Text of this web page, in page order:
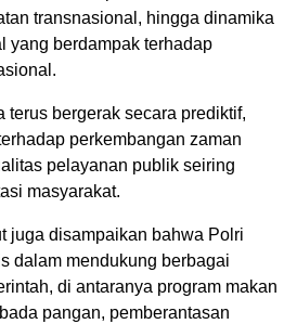
transnasional, hingga dinamika
yang berdampak terhadap
terus bergerak secara prediktif,
perkembangan zaman
pelayanan publik seiring
masyarakat.
juga disampaikan bahwa Polri
dalam mendukung berbagai
di antaranya program makan
pangan, pemberantasan